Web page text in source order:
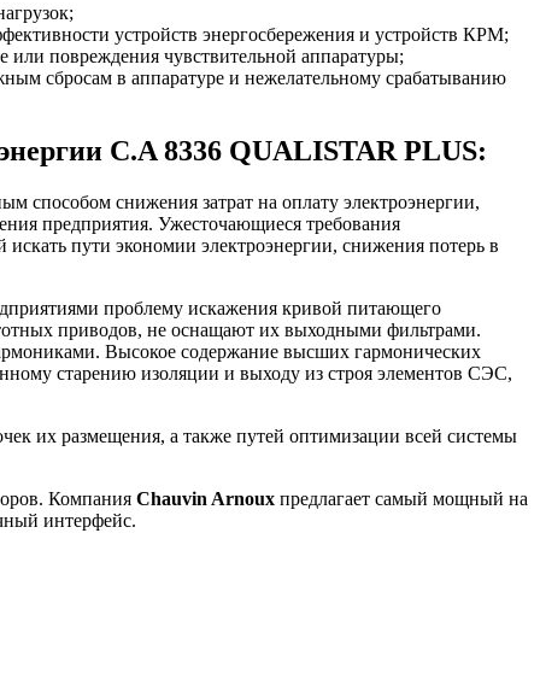
устройств энергосбережения и устройств КРМ;
повреждения чувствительной аппаратуры;
сбросам в аппаратуре и нежелательному срабатыванию
C.A 8336 QUALISTAR PLUS:
способом снижения затрат на оплату электроэнергии,
предприятия. Ужесточающиеся требования
пути экономии электроэнергии, снижения потерь в
проблему искажения кривой питающего
приводов, не оснащают их выходными фильтрами.
Высокое содержание высших гармонических
старению изоляции и выходу из строя элементов СЭС,
их размещения, а также путей оптимизации всей системы
Компания Chauvin Arnoux предлагает самый мощный на
интерфейс.